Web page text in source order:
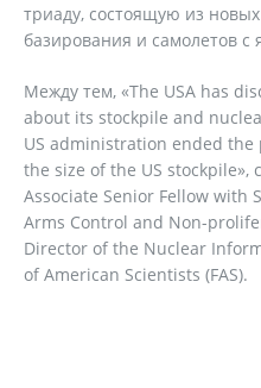
триаду, состоящую из
базирования и самолетов
Между тем, «The USA has
about its stockpile and
US administration ended
the size of the US stockpile»,
Associate Senior Fellow with
Arms Control and Non-
Director of the Nuclear
of American Scientists (FAS).